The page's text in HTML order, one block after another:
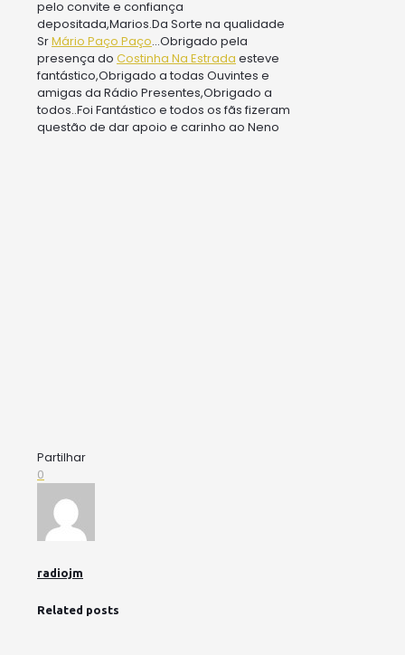
pelo convite e confiança
depositada,Marios.Da Sorte na qualidade
SrMário Paço Paço…Obrigado pela
presença do Costinha Na Estrada esteve
fantástico,Obrigado a todas Ouvintes e
amigas da Rádio Presentes,Obrigado a
todos..Foi Fantástico e todos os fãs fizeram
questão de dar apoio e carinho ao Neno
Partilhar
0
radiojm
Related posts